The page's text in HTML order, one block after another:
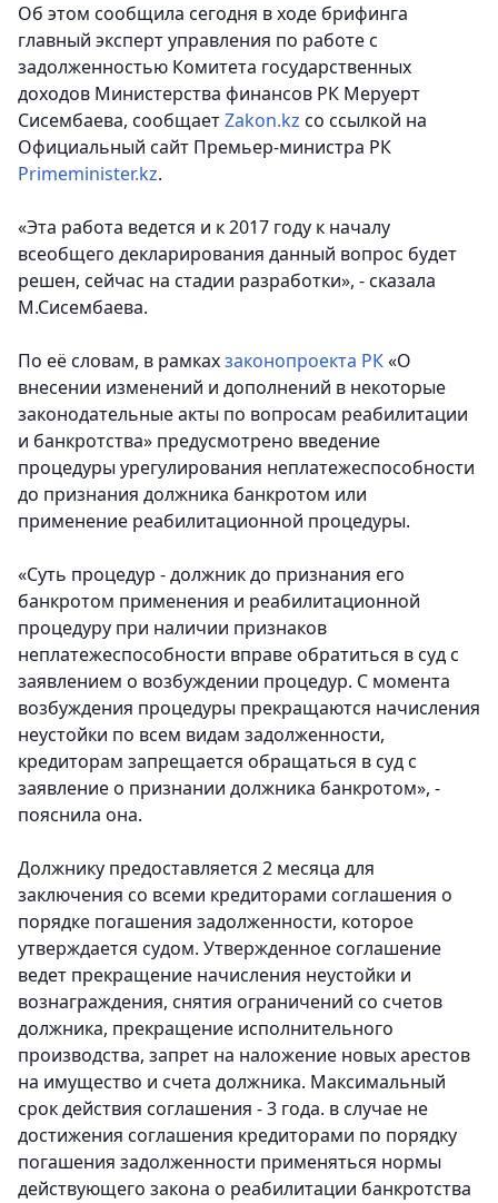
Об этом сообщила сегодня в ходе брифинга
главный эксперт управления по работе с
задолженностью Комитета государственных
доходов Министерства финансов РК Меруерт
Сисембаева, сообщаетZakon.kz со ссылкой на
Официальный сайт Премьер-министра РК
Primeminister.kz.
«Эта работа ведется и к 2017 году к началу
всеобщего декларирования данный вопрос будет
решен, сейчас на стадии разработки», - сказала
М.Сисембаева.
По её словам, в рамкахзаконопроекта РК«О
внесении изменений и дополнений в некоторые
законодательные акты по вопросам реабилитации
и банкротства» предусмотрено введение
процедуры урегулирования неплатежеспособности
до признания должника банкротом или
применение реабилитационной процедуры.
«Суть процедур - должник до признания его
банкротом применения и реабилитационной
процедуру при наличии признаков
неплатежеспособности вправе обратиться в суд с
заявлением о возбуждении процедур. С момента
возбуждения процедуры прекращаются начисления
неустойки по всем видам задолженности,
кредиторам запрещается обращаться в суд с
заявление о признании должника банкротом», -
пояснила она.
Должнику предоставляется 2 месяца для
заключения со всеми кредиторами соглашения о
порядке погашения задолженности, которое
утверждается судом. Утвержденное соглашение
ведет прекращение начисления неустойки и
вознаграждения, снятия ограничений со счетов
должника, прекращение исполнительного
производства, запрет на наложение новых арестов
на имущество и счета должника. Максимальный
срок действия соглашения - 3 года. в случае не
достижения соглашения кредиторами по порядку
погашения задолженности применяться нормы
действующего закона о реабилитации банкротства